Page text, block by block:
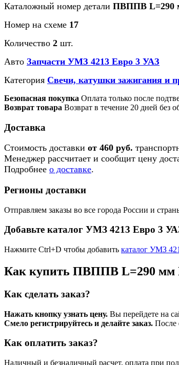
Каталожный номер детали ПВППВ L=290
Номер на схеме 17
Количество 2 шт.
Авто Запчасти УМЗ 4213 Евро 3 УАЗ
Категория Свечи, катушки зажигания и
Безопасная покупка Оплата только после
Возврат товара Возврат в течение 20 дней без
Доставка
Стоимость доставки от 460 руб.
Менеджер рассчитает и сообщит цену
Подробнее о доставке.
Регионы доставки
Отправляем заказы во все города России и
Добавьте каталог УМЗ 4213 Евро 3
Нажмите Ctrl+D чтобы добавить каталог УМЗ
Как купить ПВППВ L=290 мм
Как сделать заказ?
Нажать кнопку узнать цену. Вы перейдете на
Смело регистрируйтесь и делайте заказ. После
Как оплатить заказ?
Наличный и безналичный расчет, оплата при